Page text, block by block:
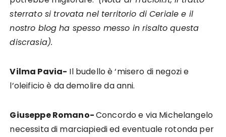
sterrato si trovata nel territorio di Ceriale e il
nostro blog ha spesso messo in risalto questa
discrasia).
Vilma Pavia- Il budello è ‘misero di negozi e
l’oleificio è da demolire da anni.
Giuseppe Romano-Concordo e via Michelangelo
necessita di marciapiedi ed eventuale rotonda per